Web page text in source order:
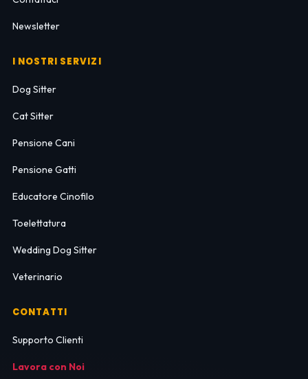
Newsletter
I NOSTRI SERVIZI
Dog Sitter
Cat Sitter
Pensione Cani
Pensione Gatti
Educatore Cinofilo
Toelettatura
Wedding Dog Sitter
Veterinario
CONTATTI
Supporto Clienti
Lavora con Noi